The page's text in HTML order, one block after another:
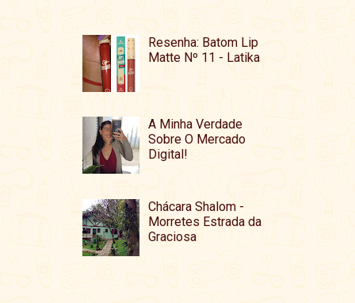
Resenha: Batom Lip
Matte Nº 11 - Latika
A Minha Verdade
Sobre O Mercado
Digital!
Chácara Shalom -
Morretes Estrada da
Graciosa